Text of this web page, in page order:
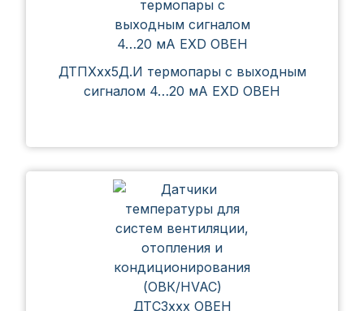
ДТПХхх5Д.И термопары с выходным
сигналом 4…20 мА EXD ОВЕН